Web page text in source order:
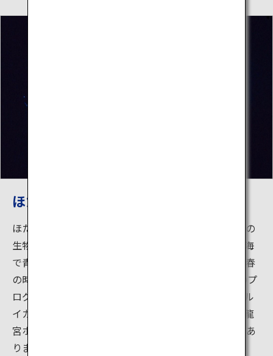
ほたるいか発光ショー
ほたるいかミュージアムの目玉は、ホタルイカや深海の
生物の神秘を間近で体感できる発光ショーです。暗い海
で青白く妖しく光るホタルイカの世界は、幻想的で、春
の時期（3月下旬～5月下旬）しか見られない大人気のプ
ログラムです。ホタルイカのいないシーズンは、ホタル
イカの発光イメージをLEDライトで再現。そのほか、龍
宮ホタル（深海性発光プランクトン）の発光ショーもあ
ります。深海に息づく青白い神秘の光は必見です。